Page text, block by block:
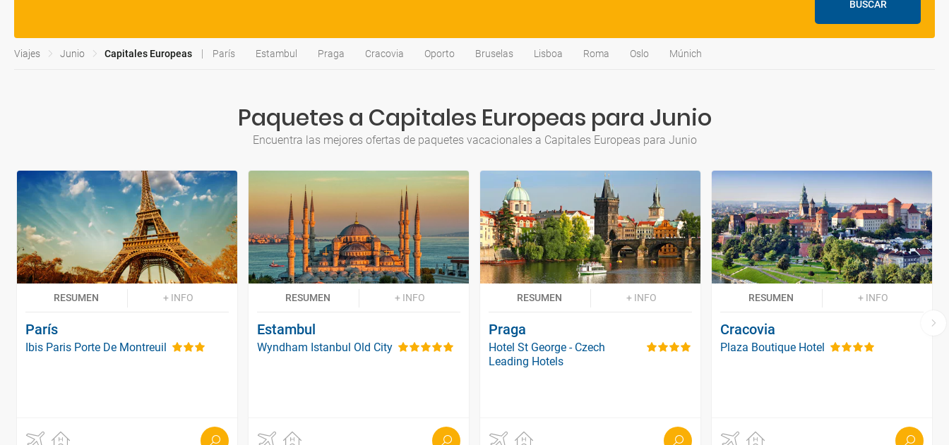
BUSCAR
Viajes Junio Capitales Europeas París Estambul Praga Cracovia Oporto Bruselas Lisboa Roma Oslo Múnich
Paquetes a Capitales Europeas para Junio
Encuentra las mejores ofertas de paquetes vacacionales a Capitales Europeas para Junio
RESUMEN + INFO
París
Ibis Paris Porte De Montreuil
RESUMEN + INFO
Estambul
Wyndham Istanbul Old City
RESUMEN + INFO
Praga
Hotel St George - Czech
Leading Hotels
RESUMEN + INFO
Cracovia
Plaza Boutique Hotel